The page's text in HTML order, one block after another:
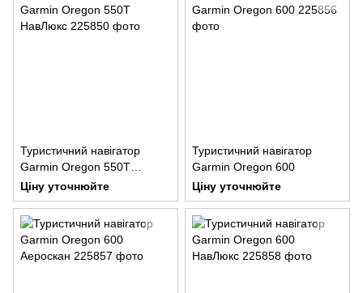
Туристичний навігатор
Garmin Oregon 550T
НавЛюкс
Ціну уточнюйте
Туристичний навігатор
Garmin Oregon 600
Ціну уточнюйте